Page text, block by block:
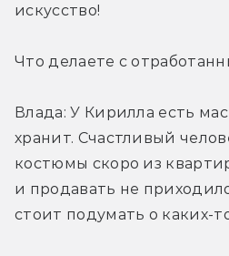
искусство!
Что делаете с
Влада: У Кирилла есть
хранит. Счастливый
костюмы скоро из
и продавать не
стоит подумать о каких-